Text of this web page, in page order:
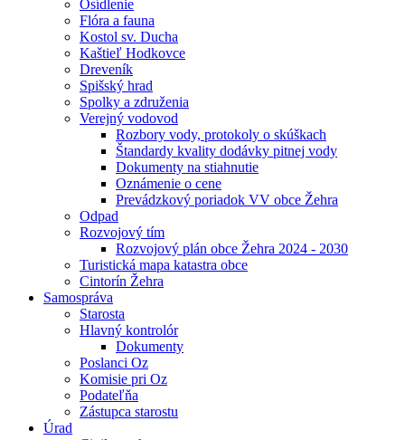
Osídlenie
Flóra a fauna
Kostol sv. Ducha
Kaštieľ Hodkovce
Dreveník
Spišský hrad
Spolky a združenia
Verejný vodovod
Rozbory vody, protokoly o skúškach
Štandardy kvality dodávky pitnej vody
Dokumenty na stiahnutie
Oznámenie o cene
Prevádzkový poriadok VV obce Žehra
Odpad
Rozvojový tím
Rozvojový plán obce Žehra 2024 - 2030
Turistická mapa katastra obce
Cintorín Žehra
Samospráva
Starosta
Hlavný kontrolór
Dokumenty
Poslanci Oz
Komisie pri Oz
Podateľňa
Zástupca starostu
Úrad